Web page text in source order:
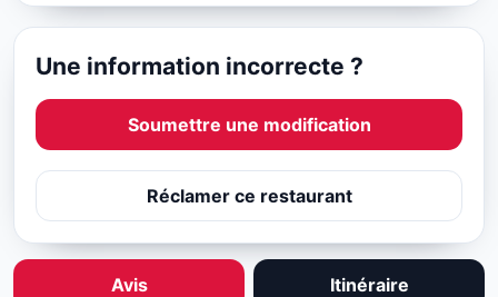
Une information incorrecte ?
Soumettre une modification
Réclamer ce restaurant
Avis Itinéraire